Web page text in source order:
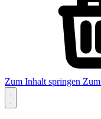
Zum Inhalt springen